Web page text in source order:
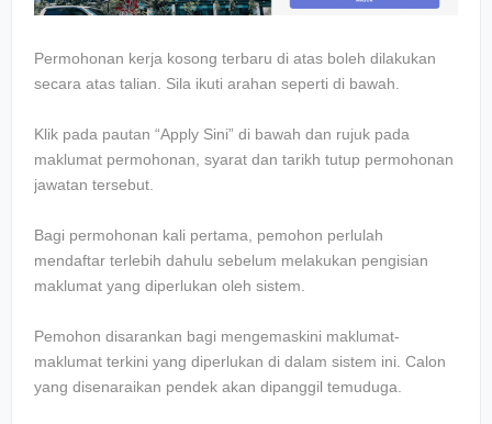
Permohonan kerja kosong terbaru di atas boleh dilakukan
secara atas talian. Sila ikuti arahan seperti di bawah.
Klik pada pautan “Apply Sini” di bawah dan rujuk pada
maklumat permohonan, syarat dan tarikh tutup permohonan
jawatan tersebut.
Bagi permohonan kali pertama, pemohon perlulah
mendaftar terlebih dahulu sebelum melakukan pengisian
maklumat yang diperlukan oleh sistem.
Pemohon disarankan bagi mengemaskini maklumat-
maklumat terkini yang diperlukan di dalam sistem ini. Calon
yang disenaraikan pendek akan dipanggil temuduga.